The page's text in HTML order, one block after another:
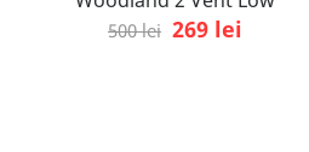
500 lei 269 lei